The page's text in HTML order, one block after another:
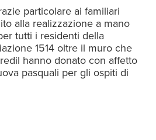
particolare ai familiari
alla realizzazione a mano
tutti i residenti della
1514 oltre il muro che
hanno donato con affetto
pasquali per gli ospiti di